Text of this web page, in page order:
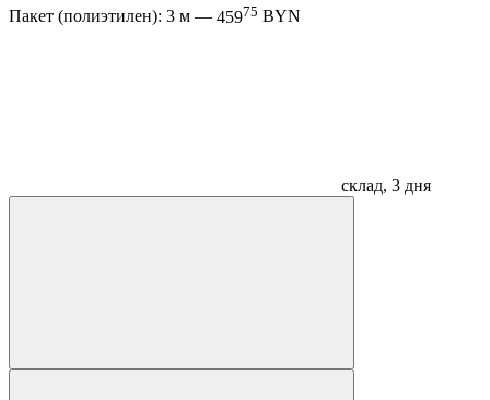
Пакет (полиэтилен): 3 м — 45975 BYN
склад, 3 дня